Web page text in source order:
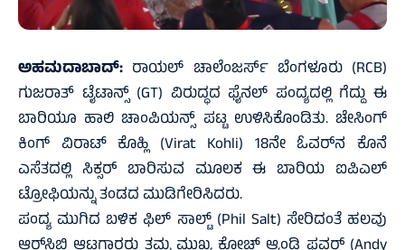
ಅಹಮದಾಬಾದ್: ರಾಯಲ್ ಚಾಲೆಂಜರ್ಸ್ ಬೆಂಗಳೂರು (RCB)
ಗುಜರಾತ್ ಟೈಟಾನ್ಸ್ (GT) ವಿರುದ್ಧದ ಫೈನಲ್ ಪಂದ್ಯದಲ್ಲಿ ಗೆದ್ದು ಈ
ಬಾರಿಯೂ ಹಾಲಿ ಚಾಂಪಿಯನ್ಸ್ ಪಟ್ಟ ಉಳಿಸಿಕೊಂಡಿತು. ಚೇಸಿಂಗ್
ಕಿಂಗ್ ವಿರಾಟ್ ಕೊಹ್ಲಿ (Virat Kohli) 18ನೇ ಓವರ್‌ನ ಕೊನೆ
ಎಸೆತದಲ್ಲಿ ಸಿಕ್ಸರ್ ಬಾರಿಸುವ ಮೂಲಕ ಈ ಬಾರಿಯ ಐಪಿಎಲ್
ಟ್ರೋಫಿಯನ್ನು ತಂಡದ ಮುಡಿಗೇರಿಸಿದರು.
ಪಂದ್ಯ ಮುಗಿದ ಬಳಿಕ ಫಿಲ್ ಸಾಲ್ಟ್ (Phil Salt) ಸೇರಿದಂತೆ ಹಲವು